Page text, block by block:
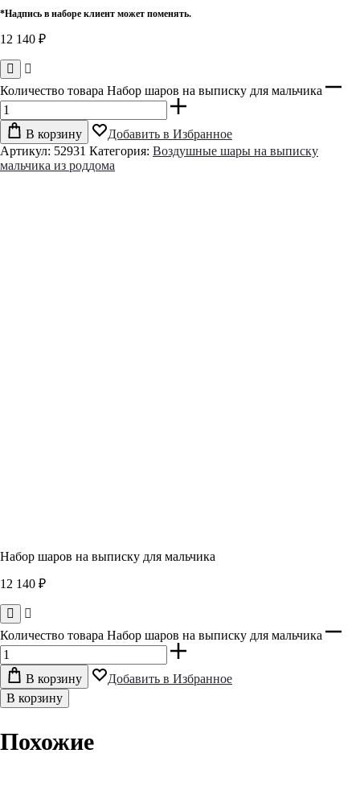
*Надпись в наборе клиент может поменять.
12 140 ₽
Количество товара Набор шаров на выписку для мальчика
В корзину
Добавить в Избранное
Артикул: 52931 Категория: Воздушные шары на выписку
мальчика из роддома
Набор шаров на выписку для мальчика
12 140 ₽
Количество товара Набор шаров на выписку для мальчика
В корзину
Добавить в Избранное
В корзину
Похожие